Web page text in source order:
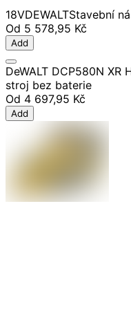
18VDEWALTStavební
Od 5 578,95 Kč
Add
DeWALT DCP580N
stroj bez baterie
Od 4 697,95 Kč
Add